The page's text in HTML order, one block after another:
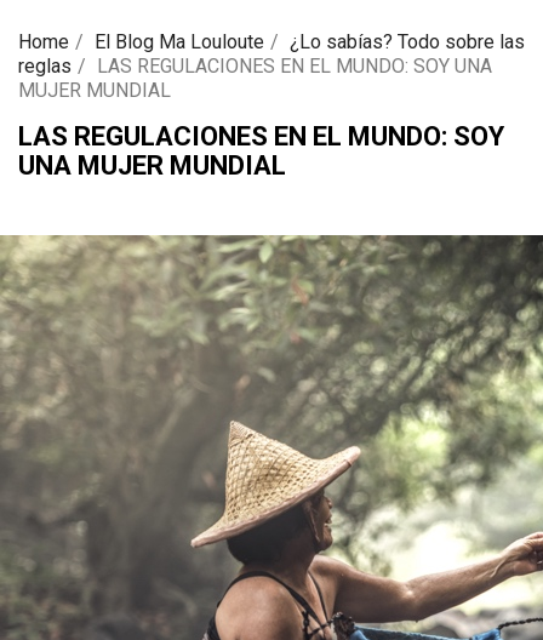
Home El Blog Ma Louloute
¿Lo sabías? Todo sobre las
reglas
LAS REGULACIONES EN EL MUNDO: SOY UNA
MUJER MUNDIAL
LAS REGULACIONES EN EL MUNDO: SOY
UNA MUJER MUNDIAL